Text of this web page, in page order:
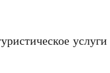
услуги